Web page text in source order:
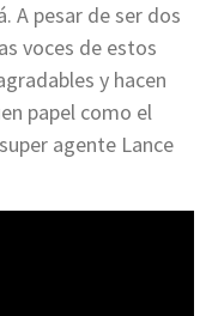
A pesar de ser dos
voces de estos
y hacen
papel como el
agente Lance